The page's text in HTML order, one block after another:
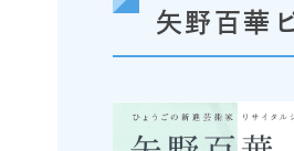
矢野百華